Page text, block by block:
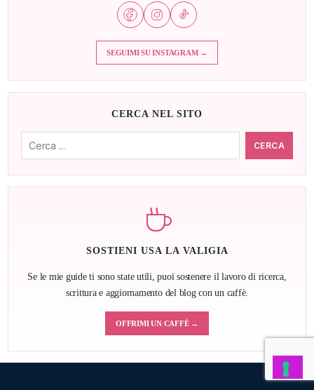
SEGUIMI SU INSTAGRAM →
CERCA NEL SITO
SOSTIENI USA LA VALIGIA
Se le mie guide ti sono state utili, puoi sostenere il lavoro di ricerca,
scrittura e aggiornamento del blog con un caffè.
OFFRIMI UN CAFFÈ →